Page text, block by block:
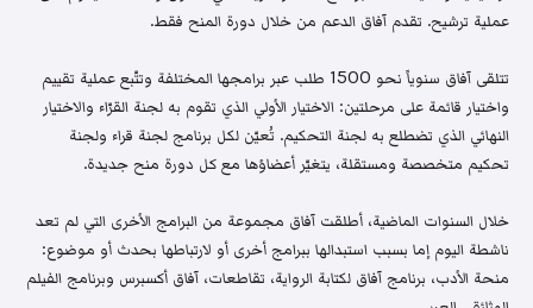
عملية ترشيح. تقدم آفاق الدعم من خلال دورة المنح فقط.
تتلقى آفاق سنوياً نحو 1500 طلب عبر برامجها المختلفة وتتّبع عملية تقييم
واختيار قائمة على مرحلتين: الاختيار الأولي الذي تقوم به لجنة القرّاء والاختيار
النهائي الذي تضطلع به لجنة التحكيم. تُعيّن لكل برنامج لجنة قراء ولجنة
تحكيم متخصصة ومستقلة، يتغيّر أعضاؤها مع كل دورة منح جديدة.
خلال السنوات الماضية، أطلقت آفاق مجموعة من البرامج الأخرى التي لم تعد
ناشطة اليوم إما بسبب استبدالها ببرامج أخرى أو لارتباطها بحدث أو موضوع:
منحة الأدب، برنامج آفاق لكتابة الرواية، تقاطعات، آفاق أكسبرس وبرنامج الفيلم